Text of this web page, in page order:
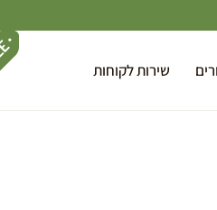
שירות לקוחות